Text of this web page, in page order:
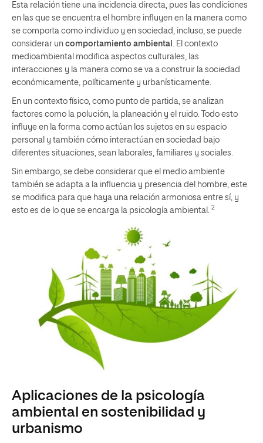
Esta relación tiene una incidencia directa, pues las condiciones
en las que se encuentra el hombre influyen en la manera como
se comporta como individuo y en sociedad, incluso, se puede
considerar un comportamiento ambiental
. El contexto
medioambiental modifica aspectos culturales, las
interacciones y la manera como se va a construir la sociedad
económicamente, políticamente y urbanísticamente.
En un contexto físico, como punto de partida, se analizan
factores como la polución, la planeación y el ruido. Todo esto
influye en la forma como actúan los sujetos en su espacio
personal y también cómo interactúan en sociedad bajo
diferentes situaciones, sean laborales, familiares y sociales.
Sin embargo, se debe considerar que el medio ambiente
también se adapta a la influencia y presencia del hombre, este
se modifica para que haya una relación armoniosa entre sí, y
esto es de lo que se encarga la psicología ambiental.
2
Aplicaciones de la psicología
ambiental en sostenibilidad y
urbanismo